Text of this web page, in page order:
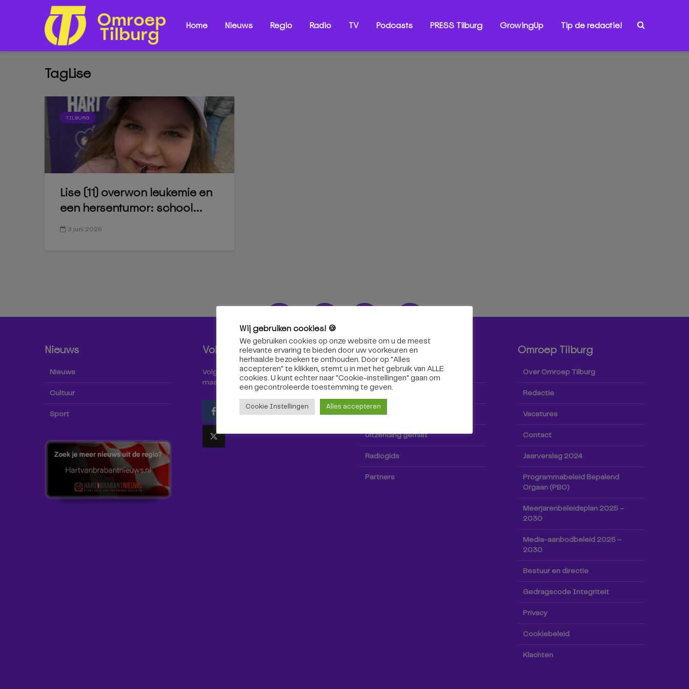
Home Nieuws Regio Radio TV Podcasts PRESS Tilburg GrowingUp Tip de redactie!
TagLise
TILBURG
Lise (11) overwon leukemie en
een hersentumor: school...
3 juni 2026
Nieuws
Nieuws
Cultuur
Sport
Volg ons!
Volg Omroep Tilburg niet alleen hier,
maar ook via social media!
Radio & TV
Kijk tv
Radio
TV-gids
Uitzending gemist
Radiogids
Partners
Omroep Tilburg
Over Omroep Tilburg
Redactie
Vacatures
Contact
Jaarverslag 2024
Programmabeleid Bepalend
Orgaan (PBO)
Meerjarenbeleidsplan 2025 –
2030
Media-aanbodbeleid 2025 –
2030
Bestuur en directie
Gedragscode Integriteit
Privacy
Cookiebeleid
Klachten
Wij gebruiken cookies! 🍪
We gebruiken cookies op onze website om u de meest
relevante ervaring te bieden door uw voorkeuren en
herhaalde bezoeken te onthouden. Door op "Alles
accepteren" te klikken, stemt u in met het gebruik van ALLE
cookies. U kunt echter naar "Cookie-instellingen" gaan om
een ​​gecontroleerde toestemming te geven.
Cookie Instellingen Alles accepteren